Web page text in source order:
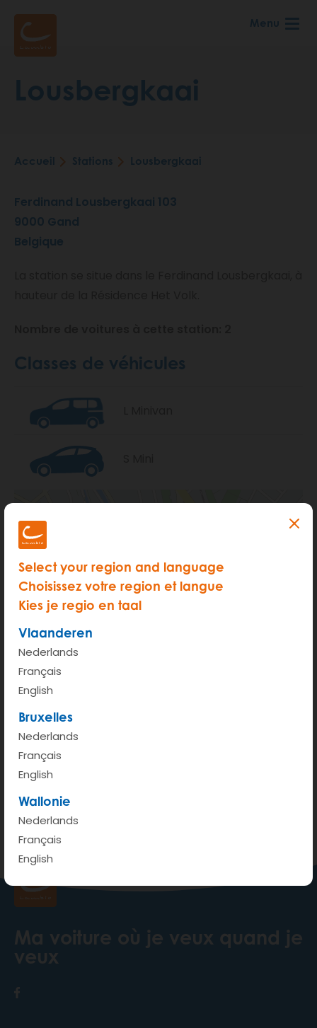
Select your region and language
Choisissez votre region et langue
Kies je regio en taal
Vlaanderen
Nederlands
Français
English
Bruxelles
Nederlands
Français
English
Wallonie
Nederlands
Français
English
Menu
Lousbergkaai
d'Ariane
Accueil Stations Lousbergkaai
Ferdinand Lousbergkaai 103
9000 Gand
Belgique
Classes de véhicules
Ma voiture où je veux quand je
veux